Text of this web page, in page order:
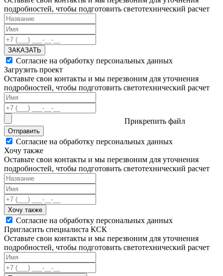
подробностей, чтобы подготовить светотехнический расчет
ЗАКАЗАТЬ
Согласие на обработку персональных данных
Загрузить проект
Оставьте свои контакты и мы перезвоним для уточнения
подробностей, чтобы подготовить светотехнический расчет
Прикрепить файл
Отправить
Согласие на обработку персональных данных
Хочу также
Оставьте свои контакты и мы перезвоним для уточнения
подробностей, чтобы подготовить светотехнический расчет
Хочу также
Согласие на обработку персональных данных
Пригласить специалиста КСК
Оставьте свои контакты и мы перезвоним для уточнения
подробностей, чтобы подготовить светотехнический расчет